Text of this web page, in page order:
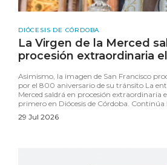
DIÓCESIS DE CÓRDOBA
La Virgen de la Merced
procesión extraordinaria
Asimismo, la imagen de San Francisco
por el 800 aniversario de su tránsito La
Merced saldrá en procesión extraordinaria
primero en Diócesis de Córdoba. Continúa
29 Jul 2026